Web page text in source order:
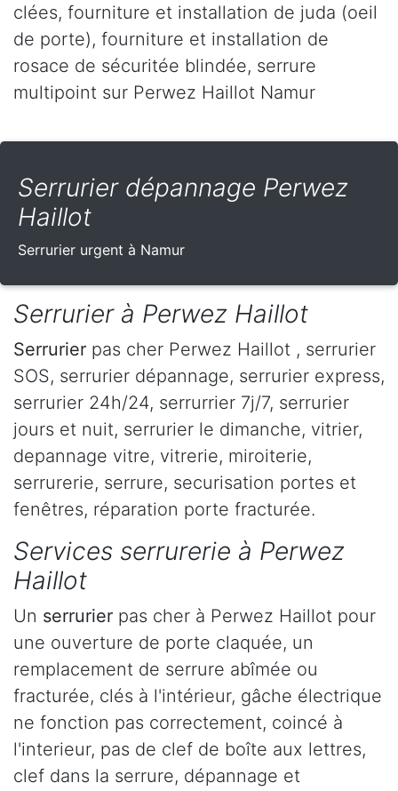
clées, fourniture et installation de juda (oeil
de porte), fourniture et installation de
rosace de sécuritée blindée, serrure
multipoint sur Perwez Haillot Namur
Serrurier dépannage Perwez
Haillot
Serrurier urgent à Namur
Serrurier à Perwez Haillot
Serrurier pas cher Perwez Haillot , serrurier
SOS, serrurier dépannage, serrurier express,
serrurier 24h/24, serrurrier 7j/7, serrurier
jours et nuit, serrurier le dimanche, vitrier,
depannage vitre, vitrerie, miroiterie,
serrurerie, serrure, securisation portes et
fenêtres, réparation porte fracturée.
Services serrurerie à Perwez
Haillot
Un serrurier pas cher à Perwez Haillot pour
une ouverture de porte claquée, un
remplacement de serrure abîmée ou
fracturée, clés à l'intérieur, gâche électrique
ne fonction pas correctement, coincé à
l'interieur, pas de clef de boîte aux lettres,
clef dans la serrure, dépannage et